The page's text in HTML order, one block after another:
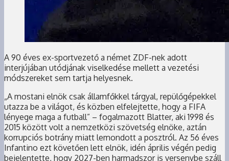
A 90 éves ex-sportvezető a német ZDF-nek adott
interjújában utódjának viselkedése mellett a vezetési
módszereket sem tartja helyesnek.
„A mostani elnök csak államfőkkel tárgyal, repülőgépekkel
utazza be a világot, és közben elfelejtette, hogy a FIFA
lényege maga a futball” – fogalmazott Blatter, aki 1998 és
2015 között volt a nemzetközi szövetség elnöke, aztán
korrupciós botrány miatt lemondott a posztról. Az 56 éves
Infantino ezt követően lett elnök, idén április végén pedig
bejelentette, hogy 2027-ben harmadszor is versenybe száll